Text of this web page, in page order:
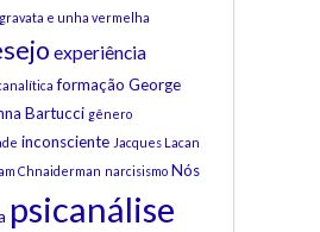
e unha vermelha
experiência
formação George
Bartucci gênero
inconsciente Jacques Lacan
Chnaiderman narcisismo Nós
psicanálise